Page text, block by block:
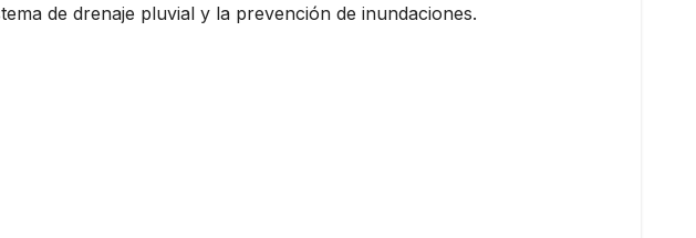
de drenaje pluvial y la prevención de inundaciones.